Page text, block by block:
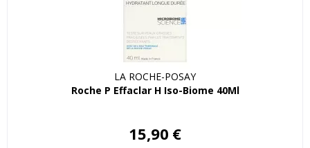
LA ROCHE-POSAY
Roche P Effaclar H Iso-Biome 40Ml
15,90 €